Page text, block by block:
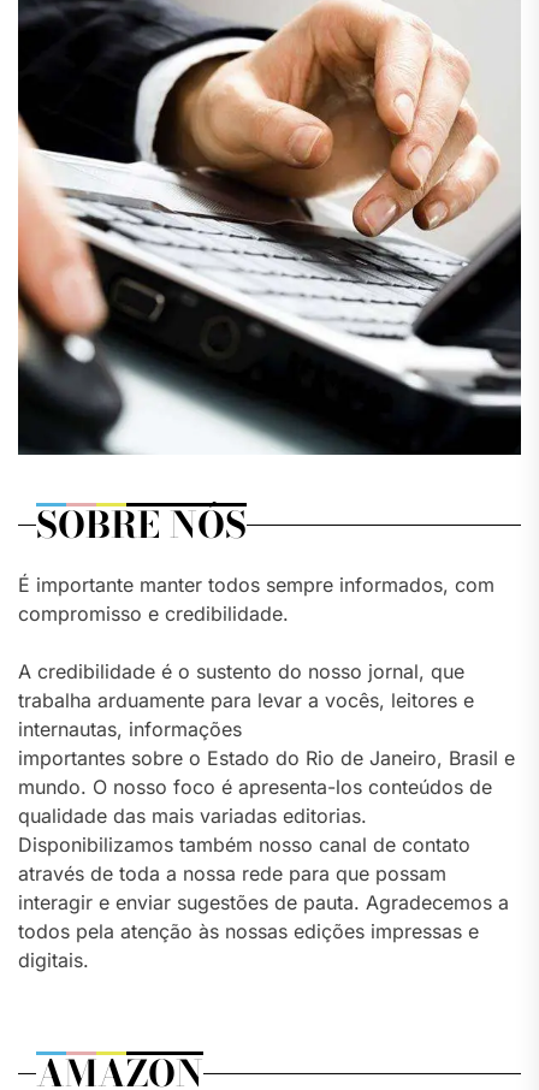
SOBRE NÓS
É importante manter todos sempre informados, com
compromisso e credibilidade.
A credibilidade é o sustento do nosso jornal, que
trabalha arduamente para levar a vocês, leitores e
internautas, informações
importantes sobre o Estado do Rio de Janeiro, Brasil e
mundo. O nosso foco é apresenta-los conteúdos de
qualidade das mais variadas editorias.
Disponibilizamos também nosso canal de contato
através de toda a nossa rede para que possam
interagir e enviar sugestões de pauta. Agradecemos a
todos pela atenção às nossas edições impressas e
digitais.
AMAZON